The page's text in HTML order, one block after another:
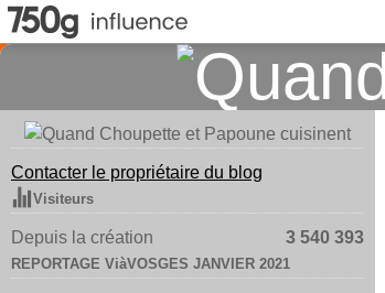
Contacter le propriétaire du blog
Visiteurs
Depuis la création 3 540 393
REPORTAGE ViàVOSGES JANVIER 2021